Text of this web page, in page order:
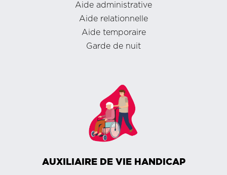
Aide administrative
Aide relationnelle
Aide temporaire
Garde de nuit
AUXILIAIRE DE VIE HANDICAP